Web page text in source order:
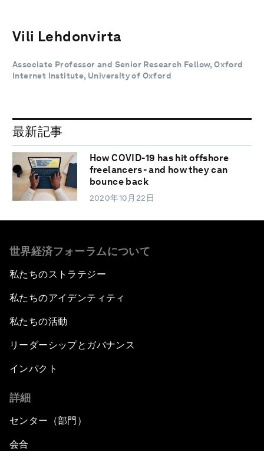
Vili Lehdonvirta
Associate Professor and Senior Research Fellow, Oxford
Internet Institute, University of Oxford
最新記事
How COVID-19 has hit offshore
freelancers - and how they can
bounce back
2020年10月22日
世界経済フォーラムについて
私たちのストラテジー
私たちのアイデンティティ
私たちの活動
リーダーシップとガバナンス
インパクト
詳細
センター（部門）
会合